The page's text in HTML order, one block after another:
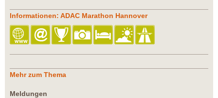
Informationen: ADAC Marathon Hannover
Mehr zum Thema
Meldungen